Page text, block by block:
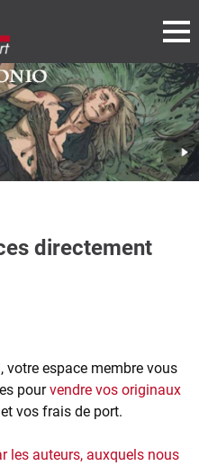
directement
votre espace membre vous
pourvendre vos originaux
vos frais de port.
les auteurs, auxquels nous